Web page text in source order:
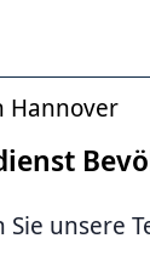
Hannover
Sie unsere